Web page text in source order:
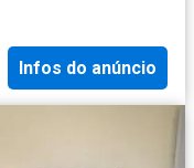
Infos do anúncio